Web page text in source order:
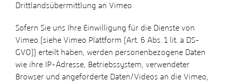
Drittlandsübermittlung an Vimeo
Sofern Sie uns Ihre Einwilligung für die Dienste von
Vimeo (siehe Vimeo Plattform (Art. 6 Abs. 1 lit. a DS-
GVO)) erteilt haben, werden personenbezogene Daten
wie ihre IP-Adresse, Betriebssystem, verwendeter
Browser und angeforderte Daten/Videos an die Vimeo,